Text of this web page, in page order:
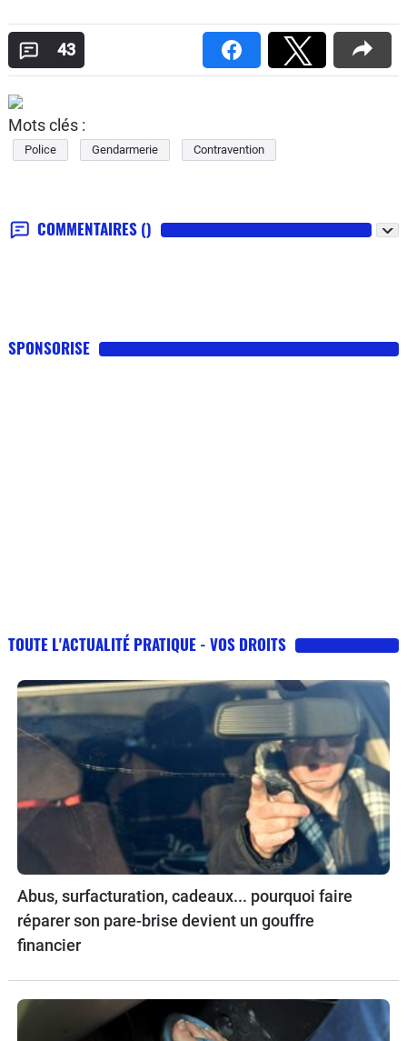
43
Mots clés :
Police Gendarmerie Contravention
COMMENTAIRES ()
SPONSORISE
TOUTE L'ACTUALITÉ PRATIQUE - VOS DROITS
Abus, surfacturation, cadeaux... pourquoi faire
réparer son pare-brise devient un gouffre
financier